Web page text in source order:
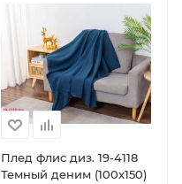
Плед флис диз. 19-4118
Темный деним (100х150)